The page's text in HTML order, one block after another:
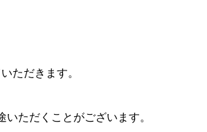
ただきます。
ただくことがございます。